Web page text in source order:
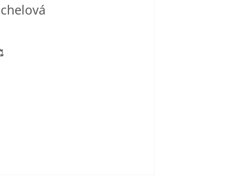
je 5 z 5 hvězdiček.
je 5 z 5 hvězdiček.